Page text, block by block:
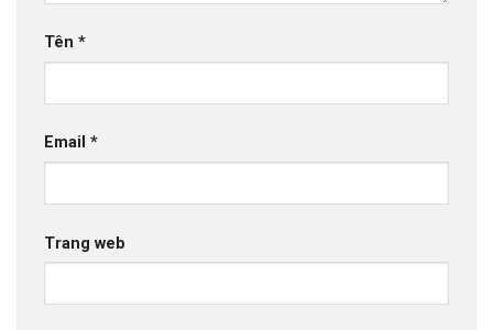
Tên *
Email *
Trang web